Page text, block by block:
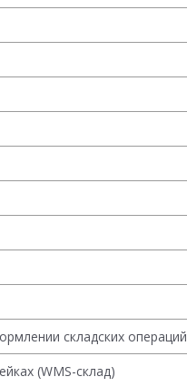
складских операций
(WMS-склад)